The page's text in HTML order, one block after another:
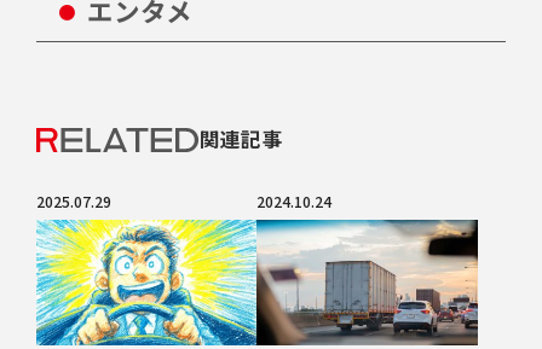
エンタメ
関連記事
2025.07.29 2024.10.24